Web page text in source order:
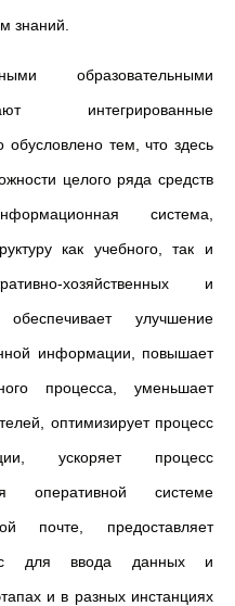
знаний.
образовательными
интегрированные
тем, что здесь
целого ряда средств
система,
как учебного, так и
хозяйственных и
улучшение
информации, повышает
процесса, уменьшает
оптимизирует процесс
ускоряет процесс
оперативной системе
почте, предоставляет
для ввода данных и
и в разных инстанциях